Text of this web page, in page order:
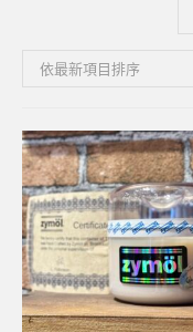
依最新項目排序